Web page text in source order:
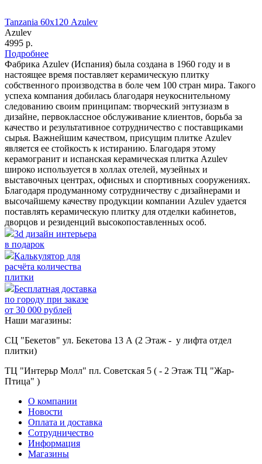
Tanzania 60х120 Azulev
Azulev
4995 р.
Подробнее
Фабрика Azulev (Испания) была создана в 1960 году и в
настоящее время поставляет керамическую плитку
собственного производства в боле чем 100 стран мира. Такого
успеха компания добилась благодаря неукоснительному
следованию своим принципам: творческий энтузиазм в
дизайне, первоклассное обслуживание клиентов, борьба за
качество и результативное сотрудничество с поставщиками
сырья. Важнейшим качеством, присущим плитке Azulev
является ее стойкость к истиранию. Благодаря этому
керамогранит и испанская керамическая плитка Azulev
широко используется в холлах отелей, музейных и
выставочных центрах, офисных и спортивных сооружениях.
Благодаря продуманному сотрудничеству с дизайнерами и
высочайшему качеству продукции компании Azulev удается
поставлять керамическую плитку для отделки кабинетов,
дворцов и резиденций высокопоставленных особ.
3d дизайн интерьера
в подарок
Калькулятор для
расчёта количества
плитки
Бесплатная доставка
по городу при заказе
от 30 000 рублей
Наши магазины:
СЦ "Бекетов" ул. Бекетова 13 А (2 Этаж - у лифта отдел
плитки)
ТЦ "Интерьр Молл" пл. Советская 5 ( - 2 Этаж ТЦ "Жар-
Птица" )
О компании
Новости
Оплата и доставка
Сотрудничество
Информация
Магазины